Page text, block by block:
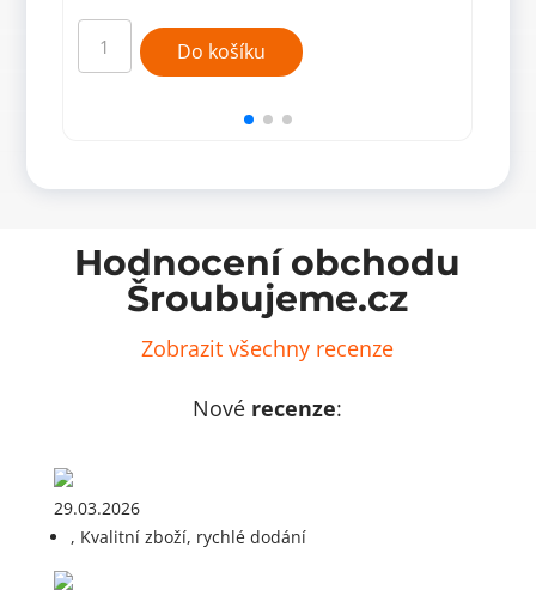
Dřevěná
úchytka
4
Do košíku
Hodnocení obchodu
Šroubujeme.cz
Zobrazit všechny recenze
Nové recenze:
29.03.2026
, Kvalitní zboží, rychlé dodání